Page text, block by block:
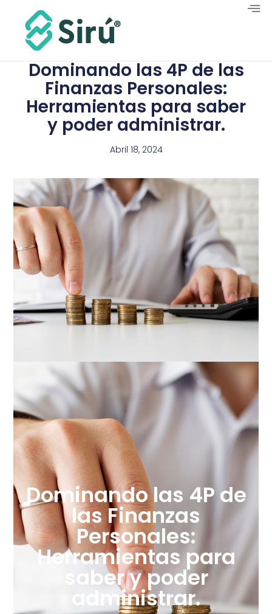
Dominando las 4P de las
Finanzas Personales:
Herramientas para saber
y poder administrar.
Abril 18, 2024
Dominando las 4P de
las Finanzas
Personales:
Herramientas para
saber y poder
administrar.